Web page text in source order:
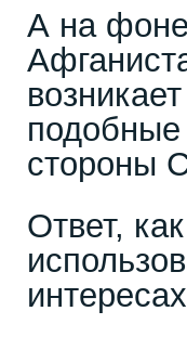
А на
стороны
Ответ,